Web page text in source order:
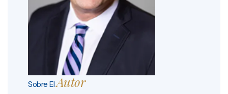
Sobre ElAutor